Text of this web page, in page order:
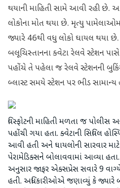
થયાની માહિતી સામે આવી રહી
લોકોના મોત થયા છે. મૃત્યુ
જ્યારે 46થી વધુ લોકો ઘાયલ થયા
બલૂચિસ્તાનના ક્વેટા રેલવે સ્ટેશન પાસે
પહોંચે તે પહેલા જ રેલવે સ્ટેશનની
બ્લાસ્ટ સમયે સ્ટેશન પર ભીડ સામાન્ય
વિસ્ફોટની માહિતી મળતા જ પોલીસ
પહોંચી ગયા હતા. ક્વેટાની સિવિલ
આવી હતી અને ઘાયલોની સારવાર માટે
પેરામેડિક્સને બોલાવવામાં આવ્યા
અનુસાર જાફર એક્સપ્રેસ સવારે 9
હતી. અધિકારીઓએ જણાવ્યું કે જ્યારે